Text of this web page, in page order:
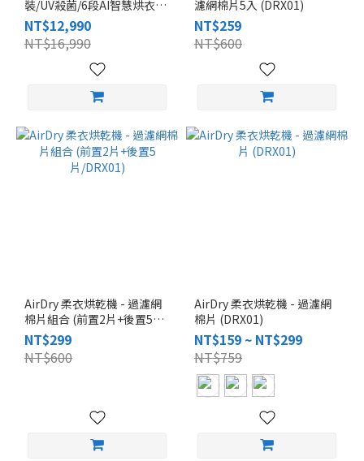
裝/UV殺菌/6段AI智慧烘衣/
靜音設計/DRX01)
NT$12,990
NT$16,990
濾網棉片5入 (DRX01)
NT$259
NT$600
AirDry 柔衣烘乾機 - 過濾網
棉片組合 (前置2片+後置5
片/DRX01)
NT$299
NT$600
AirDry 柔衣烘乾機 - 過濾網
棉片 (DRX01)
NT$159 ~ NT$299
NT$759